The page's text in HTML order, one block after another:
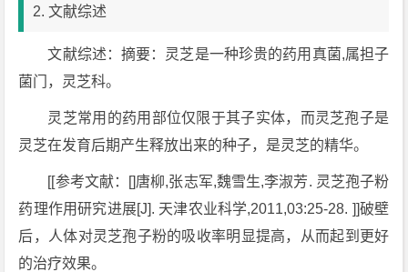
2. 文献综述
文献综述：摘要：灵芝是一种珍贵的药用真菌,属担子
菌门，灵芝科。
灵芝常用的药用部位仅限于其子实体，而灵芝孢子是
灵芝在发育后期产生释放出来的种子，是灵芝的精华。
[[参考文献：[]唐柳,张志军,魏雪生,李淑芳. 灵芝孢子粉
药理作用研究进展[J]. 天津农业科学,2011,03:25-28. ]]破壁
后，人体对灵芝孢子粉的吸收率明显提高，从而起到更好
的治疗效果。